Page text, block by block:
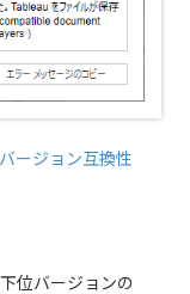
ージョン互換性
位バージョンの